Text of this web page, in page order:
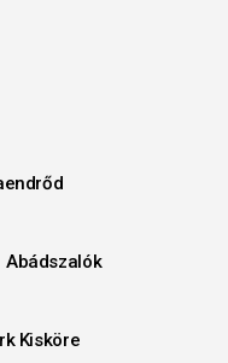
Abádszalók
Kisköre